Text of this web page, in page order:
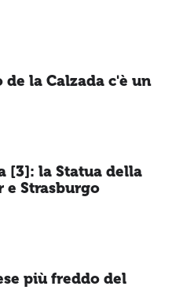
de la Calzada c'è un
[3]: la Statua della
e Strasburgo
più freddo del